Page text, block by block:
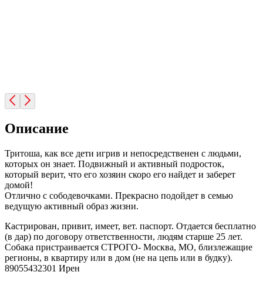
Описание
Тритоша, как все дети игрив и непосредственен с людьми,
которых он знает. Подвижный и активный подросток,
который верит, что его хозяин скоро его найдет и заберет
домой!
Отлично с сободевочками. Прекрасно подойдет в семью
ведущую активный образ жизни.
Кастрирован, привит, имеет, вет. паспорт. Отдается бесплатно
(в дар) по договору ответственности, людям старше 25 лет.
Собака пристраивается СТРОГО- Москва, МО, близлежащие
регионы, в квартиру или в дом (не на цепь или в будку).
89055432301 Ирен